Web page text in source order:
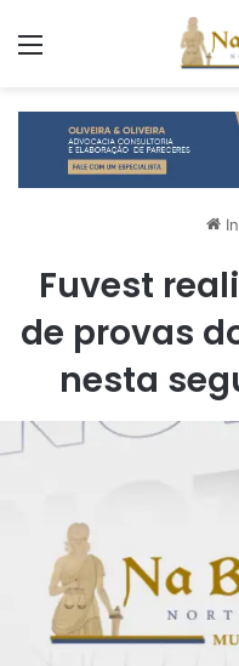
Fuvest
de provas
nesta